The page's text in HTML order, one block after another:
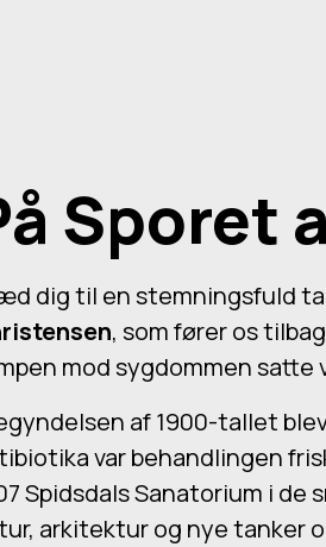
Sporet
dig til en stemningsfuld
, som fører os
mod sygdommen
af 1900-tallet
var behandlingen
Spidsdals Sanatorium i
arkitektur og nye tanker